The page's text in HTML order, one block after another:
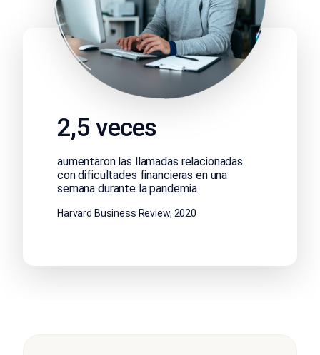
2,5 veces
aumentaron las llamadas relacionadas
con dificultades financieras en una
semana durante la pandemia
Harvard Business Review, 2020